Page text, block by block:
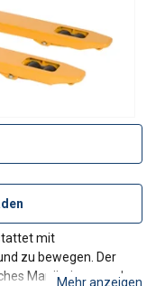
mit
zu bewegen. Der
Manövrieren und
Mehr anzeigen